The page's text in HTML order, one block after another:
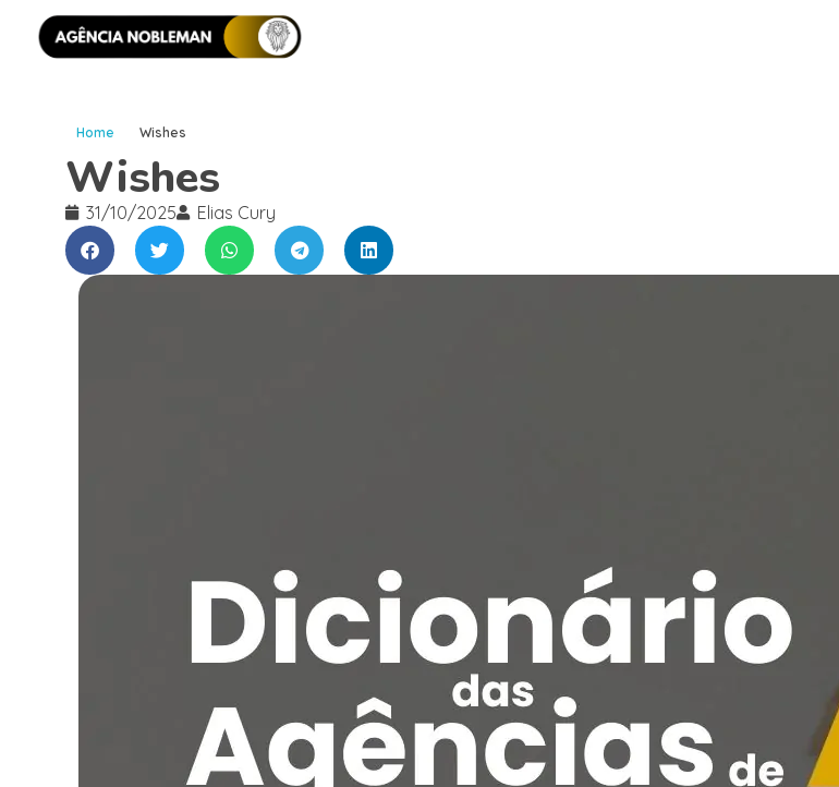
Home Wishes
Wishes
31/10/2025 Elias Cury